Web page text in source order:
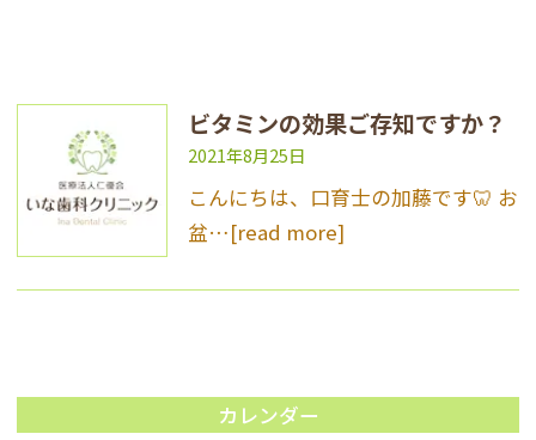
ビタミンの効果ご存知ですか？
2021年8月25日
こんにちは、口育士の加藤です🦷 お
盆…[read more]
カレンダー